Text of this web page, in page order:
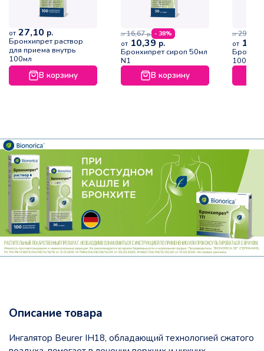
от 27,10 р.
Бронхипрет раствор
для приема внутрь
100мл
В корзину
от 16,67р. - 38%
от 10,39 р.
Бронхипрет сироп 50мл
N1
В корзину
от 29,48
от
100мл
Описание товара
Ингалятор Beurer IH18, обладающий технологией сжатого